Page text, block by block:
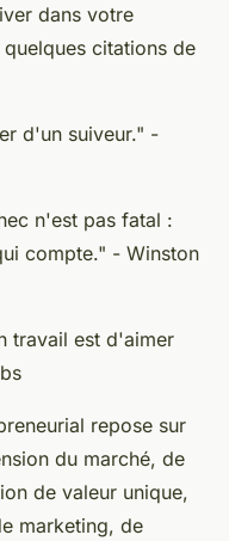
dans votre
citations de
d'un suiveur." -
n'est pas fatal :
compte." - Winston
travail est d'aimer
repose sur
du marché, de
de valeur unique,
marketing, de